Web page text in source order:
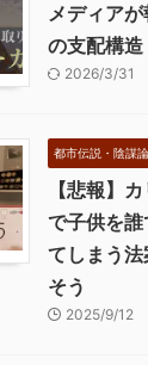
メディア
の支配構造
2026/3/31
都市伝説・陰謀論
【悲報】
で子供を
てしまう
そう
2025/9/12